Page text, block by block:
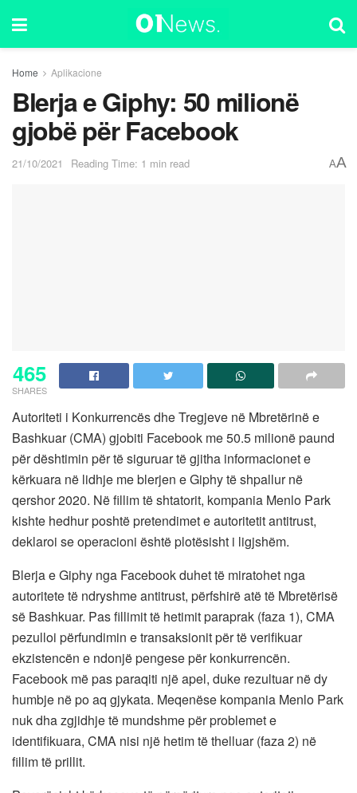
Home Aplikacione
Blerja e Giphy: 50 milionë
gjobë për Facebook
21/10/2021 Reading Time: 1 min read AA
465
SHARES
Autoriteti i Konkurrencës dhe Tregjeve në Mbretërinë e
Bashkuar (CMA) gjobiti Facebook me 50.5 milionë paund
për dështimin për të siguruar të gjitha informacionet e
kërkuara në lidhje me blerjen e Giphy të shpallur në
qershor 2020. Në fillim të shtatorit, kompania Menlo Park
kishte hedhur poshtë pretendimet e autoritetit antitrust,
deklaroi se operacioni është plotësisht i ligjshëm.
Blerja e Giphy nga Facebook duhet të miratohet nga
autoritete të ndryshme antitrust, përfshirë atë të Mbretërisë
së Bashkuar. Pas fillimit të hetimit paraprak (faza 1), CMA
pezulloi përfundimin e transaksionit për të verifikuar
ekzistencën e ndonjë pengese për konkurrencën.
Facebook më pas paraqiti një apel, duke rezultuar në dy
humbje në po aq gjykata. Meqenëse kompania Menlo Park
nuk dha zgjidhje të mundshme për problemet e
identifikuara, CMA nisi një hetim të thelluar (faza 2) në
fillim të prillit.